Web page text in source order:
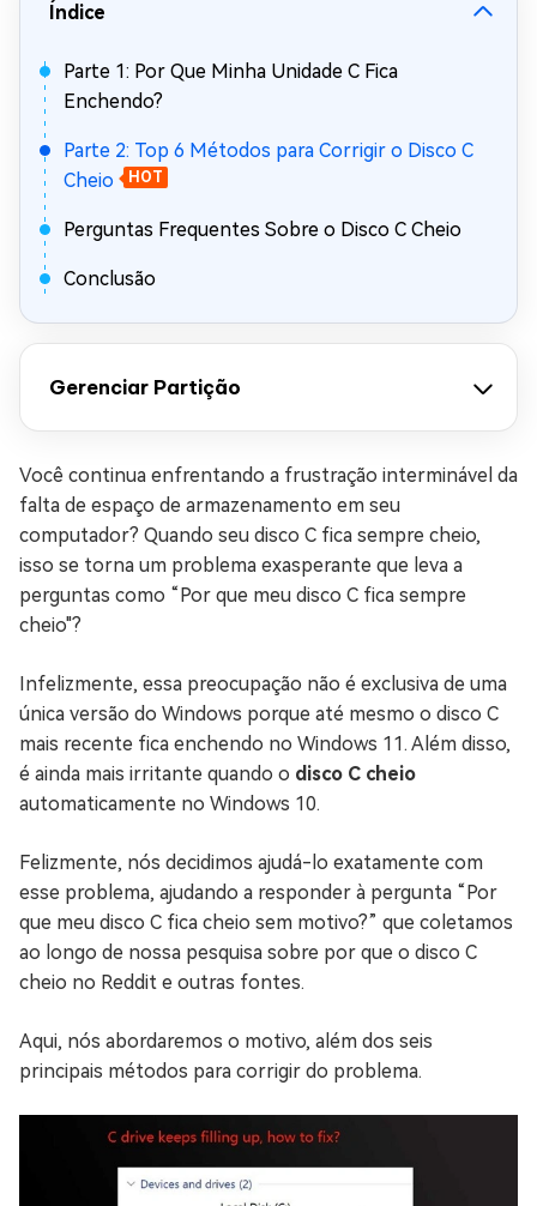
Índice
Parte 1: Por Que Minha Unidade C Fica
Enchendo?
Parte 2: Top 6 Métodos para Corrigir o Disco C
Cheio
HOT
Perguntas Frequentes Sobre o Disco C Cheio
Conclusão
Gerenciar Partição
Você continua enfrentando a frustração interminável da
falta de espaço de armazenamento em seu
computador? Quando seu disco C fica sempre cheio,
isso se torna um problema exasperante que leva a
perguntas como “Por que meu disco C fica sempre
cheio"?
Infelizmente, essa preocupação não é exclusiva de uma
única versão do Windows porque até mesmo o disco C
mais recente fica enchendo no Windows 11. Além disso,
é ainda mais irritante quando o disco C cheio
automaticamente no Windows 10.
Felizmente, nós decidimos ajudá-lo exatamente com
esse problema, ajudando a responder à pergunta “Por
que meu disco C fica cheio sem motivo?” que coletamos
ao longo de nossa pesquisa sobre por que o disco C
cheio no Reddit e outras fontes.
Aqui, nós abordaremos o motivo, além dos seis
principais métodos para corrigir do problema.